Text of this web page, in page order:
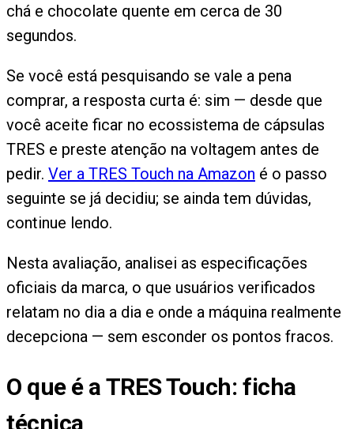
chá e chocolate quente em cerca de 30
segundos.
Se você está pesquisando se vale a pena
comprar, a resposta curta é: sim — desde que
você aceite ficar no ecossistema de cápsulas
TRES e preste atenção na voltagem antes de
pedir. Ver a TRES Touch na Amazon é o passo
seguinte se já decidiu; se ainda tem dúvidas,
continue lendo.
Nesta avaliação, analisei as especificações
oficiais da marca, o que usuários verificados
relatam no dia a dia e onde a máquina realmente
decepciona — sem esconder os pontos fracos.
O que é a TRES Touch: ficha
técnica